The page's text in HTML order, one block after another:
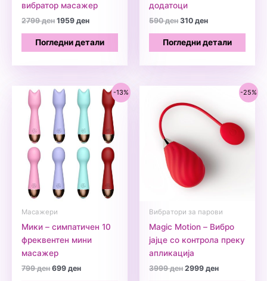
вибратор масажер
2799денOriginal
was:
2799 ден.
1959денCurrent
is:
Погледни детали
додатоци
590денOriginal
was:
590 ден.
310денCurrent
is:
310 ден.
Погледни детали
-13%
Масажери
Мики – симпатичен 10
фреквентен мини
масажер
799денOriginal
699денCurrent
-25%
Вибратори за парови
Magic Motion – Вибро
јајце со контрола преку
апликација
3999денOriginal
2999денCurrent